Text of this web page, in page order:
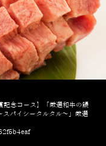
念コース】「厳選和牛の鰻
パイシータルタル～」厳選